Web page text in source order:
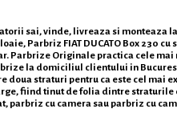
sai, vinde, livreaza si
Parbriz FIAT DUCATO Box 230
Parbrize Originale practica cele
la domiciliul clientului in
straturi pentru ca este cel mai
fiind tinut de folia dintre
parbriz cu camera sau parbriz cu